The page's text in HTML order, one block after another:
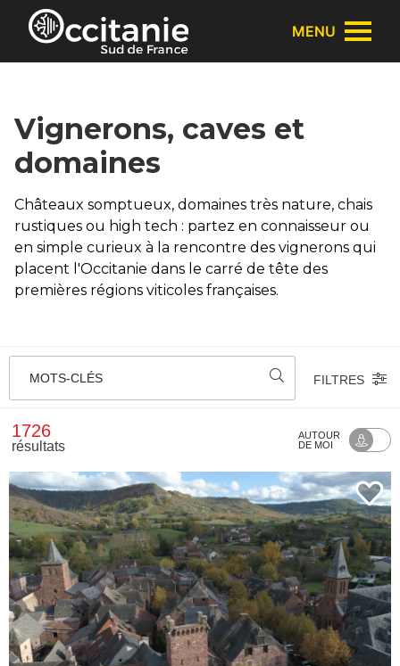
Panneau de gestion des cookies
MENU
Vignerons, caves et
domaines
Châteaux somptueux, domaines très nature, chais
rustiques ou high tech : partez en connaisseur ou
en simple curieux à la rencontre des vignerons qui
placent l'Occitanie dans le carré de tête des
premières régions viticoles françaises.
MOTS-CLÉS FILTRES
1726
résultats
AUTOUR
DE MOI